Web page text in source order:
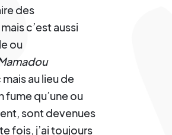
des
c’est aussi
ou
au lieu de
qu’une ou
sont devenues
fois, j’ai toujours